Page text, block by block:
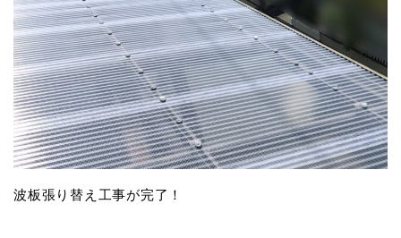
波板張り替え工事が完了！